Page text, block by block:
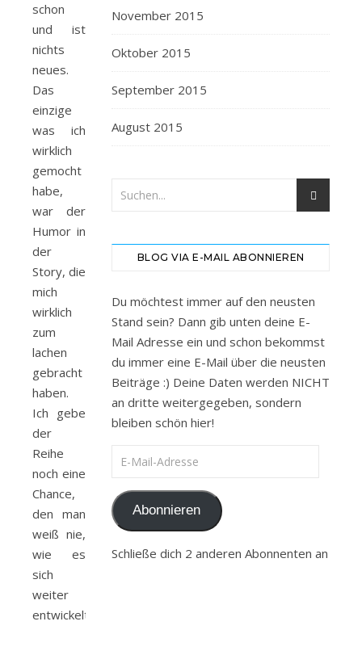
schon
und ist
nichts
neues.
Das
einzige
was ich
wirklich
gemocht
habe,
war der
Humor in
der
Story, die
mich
wirklich
zum
lachen
gebracht
haben.
Ich gebe
der
Reihe
noch eine
Chance,
den man
weiß nie,
wie es
sich
weiter
entwickelt.
November 2015
Oktober 2015
September 2015
August 2015
BLOG VIA E-MAIL ABONNIEREN
Du möchtest immer auf den neusten
Stand sein? Dann gib unten deine E-
Mail Adresse ein und schon bekommst
du immer eine E-Mail über die neusten
Beiträge :) Deine Daten werden NICHT
an dritte weitergegeben, sondern
bleiben schön hier!
E-Mail-Adresse
Abonnieren
Schließe dich 2 anderen Abonnenten an